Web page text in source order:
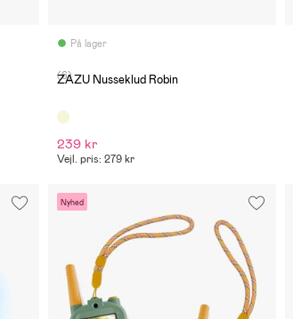
På lager
(6)
ZAZU Nusseklud Robin
239 kr
Vejl. pris: 279 kr
Nyhed